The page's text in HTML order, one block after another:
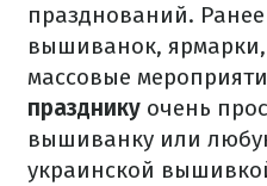
празднований.
вышиванок,
массовые
празднику очень
вышиванку или
украинской